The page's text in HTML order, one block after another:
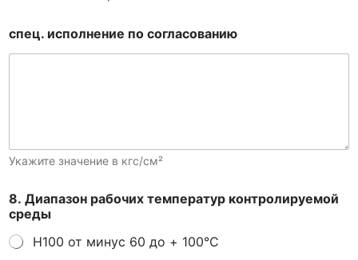
спец. исполнение по согласованию
Укажите значение в кгс/см²
8. Диапазон рабочих температур контролируемой
среды
Н100 от минус 60 до + 100°С